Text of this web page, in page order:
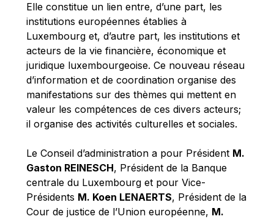
Michael Sohlman
Michel Goedert
Mireille Delmas-Marty
Nobuo Tanaka
Otmar Issing
Paolo Mengozzi
Paschal Donohoe
Pat Cox
Patrizia Nanz
Philippe Maystadt
Pierre Gramegna
Elle constitue un lien entre, d’une part, les
institutions européennes établies à
Luxembourg et, d’autre part, les institutions et
acteurs de la vie financière, économique et
juridique luxembourgeoise. Ce nouveau réseau
d’information et de coordination organise des
manifestations sur des thèmes qui mettent en
valeur les compétences de ces divers acteurs;
il organise des activités culturelles et sociales.
Le Conseil d’administration a pour Président M.
Gaston REINESCH, Président de la Banque
centrale du Luxembourg et pour Vice-
Présidents M. Koen LENAERTS, Président de la
Cour de justice de l’Union européenne, M.